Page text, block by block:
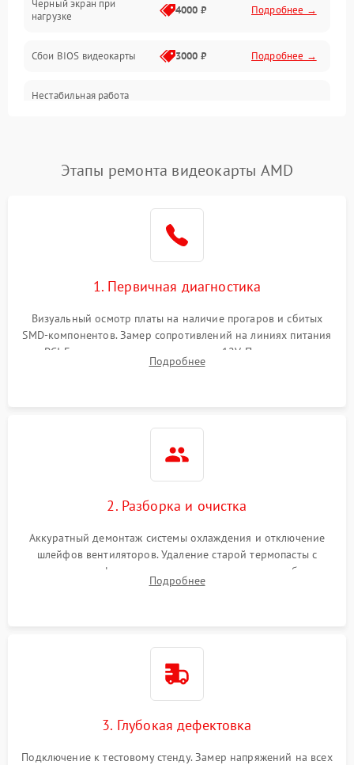
Электропитание
ПО
Электронные компоненты
Общие поломки
Механические повреждения
Черный экран при
нагрузке
4000 ₽ Подробнее →
Сбои BIOS видеокарты 3000 ₽ Подробнее →
Нестабильная работа
Этапы ремонта видеокарты AMD
1. Первичная диагностика
Визуальный осмотр платы на наличие прогаров и сбитых
SMD-компонентов. Замер сопротивлений на линиях питания
PCI-E и дополнительных разъемах 12V. Проверка на
короткое замыкание основных дросселей питания GPU и
Подробнее
2. Разборка и очистка
Аккуратный демонтаж системы охлаждения и отключение
шлейфов вентиляторов. Удаление старой термопасты с
кристалла графического чипа и термопрокладок с банок
памяти и зоны VRM. Очистка платы от пыли и окислов.
Подробнее
3. Глубокая дефектовка
Подключение к тестовому стенду. Замер напряжений на всех